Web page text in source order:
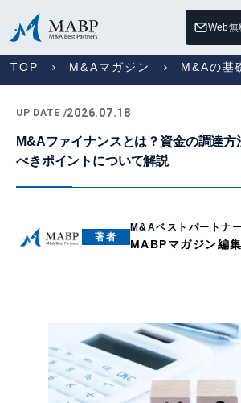
Web無
TOP M&Aマガジン M&Aの基
UP DATE /2026.07.18
M&Aファイナンスとは？資金の調達方
べきポイントについて解説
著者
M&Aベストパートナ
MABPマガジン編